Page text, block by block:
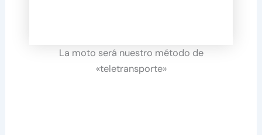
La moto será nuestro método de
«teletransporte»